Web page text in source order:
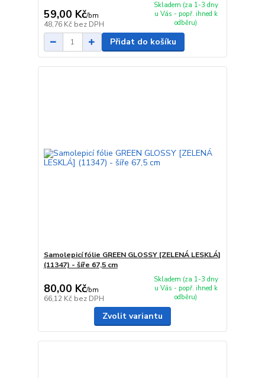
59,00 Kč/bm
48,76 Kč bez DPH
Skladem (za 1-3 dny
u Vás - popř. ihned k
odběru)
Přidat do košíku
Samolepicí fólie GREEN GLOSSY [ZELENÁ LESKLÁ]
(11347) - šíře 67,5 cm
80,00 Kč/bm
66,12 Kč bez DPH
Skladem (za 1-3 dny
u Vás - popř. ihned k
odběru)
Zvolit variantu